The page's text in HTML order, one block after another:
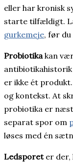
eller har kronisk
starte tilfældigt.
gurkemeje, før
Probiotikakan
er ikke ét
og kontekst. At
probiotika er
separat spor om
løses med én
Ledsporeter der,